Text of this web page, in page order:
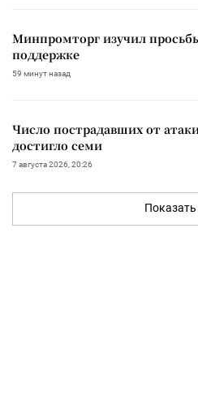
Минпромторг изучил
поддержке
59 минут назад
Число пострадавших от
достигло семи
7 августа 2026, 20:26